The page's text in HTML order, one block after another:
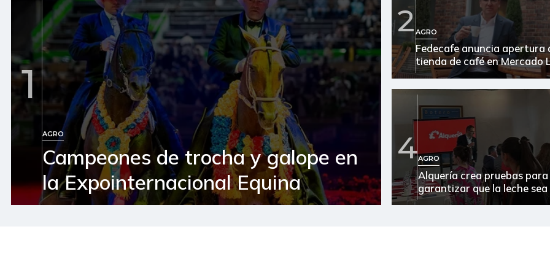
Arroz blanco en bulto
Arroz de primera
Arroz excelso
Arroz paddy verde
Arroz sopa cristal
Arveja amarilla seca
importada
Arveja verde
1
AGRO
Campeones de trocha y galope en
la Expointernacional Equina
2 AGRO
Fedecafe anuncia apertura
tienda de café en Mercado
4AGRO
Alquería crea pruebas para
garantizar que la leche